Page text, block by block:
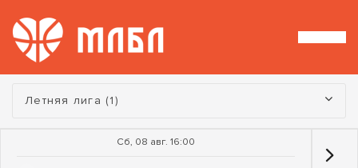
Турнир:
Летняя лига (1)
Сб, 08 авг. 16:00